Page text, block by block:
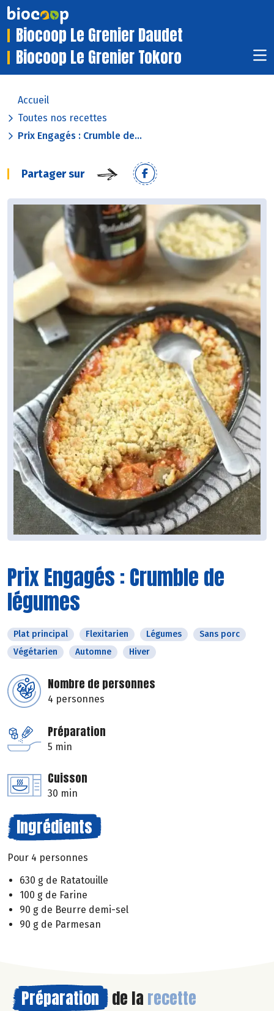
Biocoop Le Grenier Daudet
Biocoop Le Grenier Tokoro
Accueil
Toutes nos recettes
Prix Engagés : Crumble de...
Partager sur
Prix Engagés : Crumble de
légumes
Plat principal Flexitarien Légumes
Sans porc
Végétarien
Automne Hiver
Nombre de personnes
4 personnes
Préparation
5 min
Cuisson
30 min
Ingrédients
Pour 4 personnes
630 g de Ratatouille
100 g de Farine
90 g de Beurre demi-sel
90 g de Parmesan
Préparation de la recette